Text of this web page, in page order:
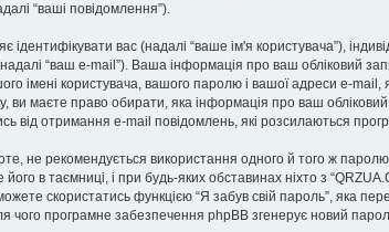
“ваші повідомлення”).
ідентифікувати вас (надалі “ваше ім'я користувача”),
“ваш e-mail”). Ваша інформація про ваш обліковий
імені користувача, вашого паролю і вашої адреси e-
ви маєте право обирати, яка інформація про ваш
від отримання e-mail повідомлень, які розсилаються
не рекомендується використання одного й того ж
в таємниці, і при будь-яких обставинах ніхто з
скористатись функцією “Я забув свій пароль”, яка
чого програмне забезпечення phpBB згенерує новий